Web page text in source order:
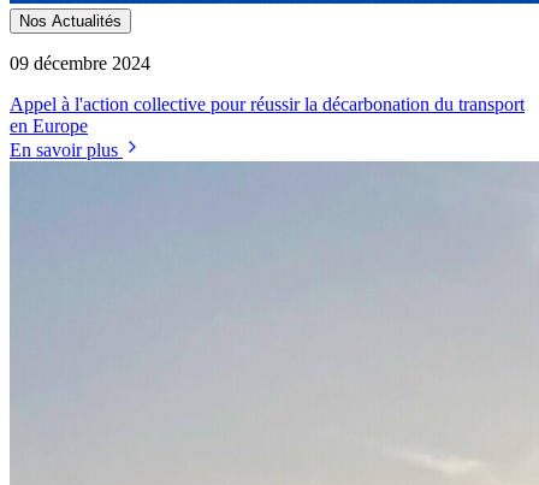
Nos Actualités
09 décembre 2024
Appel à l'action collective pour réussir la décarbonation du transport
en Europe
En savoir plus